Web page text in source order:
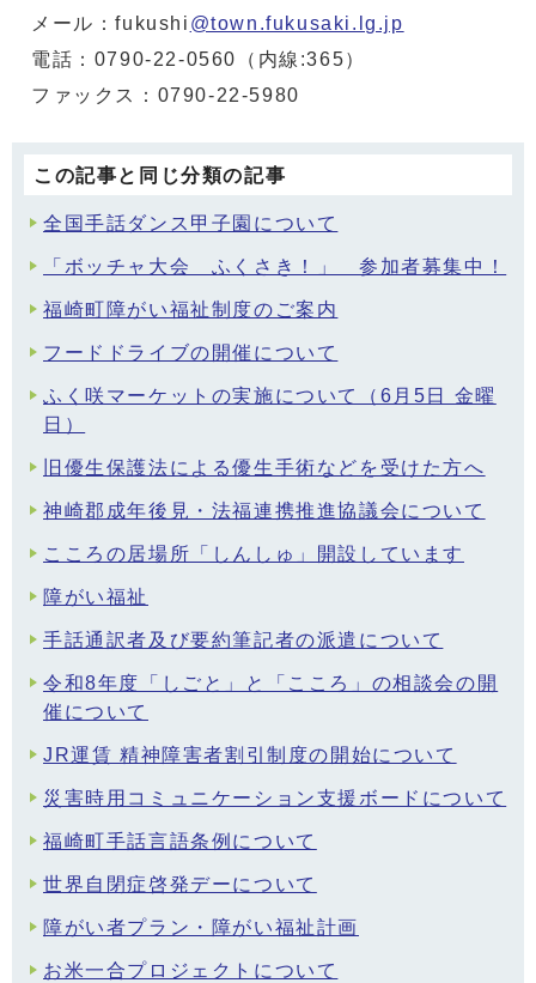
メール：fukushi @town.fukusaki.lg.jp
電話：0790-22-0560（内線:365）
ファックス：0790-22-5980
この記事と同じ分類の記事
全国手話ダンス甲子園について
「ボッチャ大会 ふくさき！」 参加者募集中！
福崎町障がい福祉制度のご案内
フードドライブの開催について
ふく咲マーケットの実施について（6月5日 金曜
日）
旧優生保護法による優生手術などを受けた方へ
神崎郡成年後見・法福連携推進協議会について
こころの居場所「しんしゅ」開設しています
障がい福祉
手話通訳者及び要約筆記者の派遣について
令和8年度「しごと」と「こころ」の相談会の開
催について
JR運賃 精神障害者割引制度の開始について
災害時用コミュニケーション支援ボードについて
福崎町手話言語条例について
世界自閉症啓発デーについて
障がい者プラン・障がい福祉計画
お米一合プロジェクトについて